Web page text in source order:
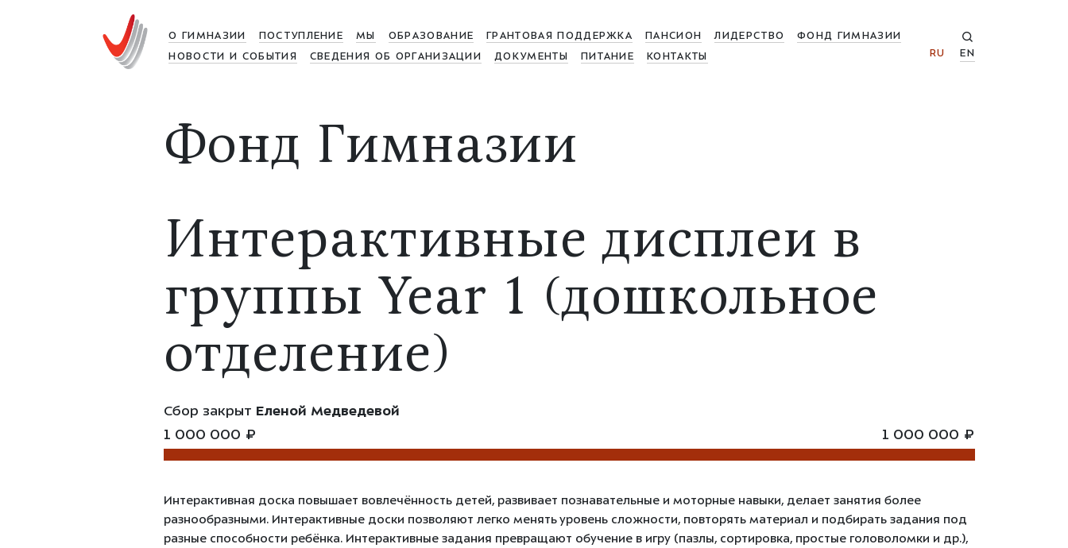
О ГИМНАЗИИ ПОСТУПЛЕНИЕ МЫ ОБРАЗОВАНИЕ ГРАНТОВАЯ ПОДДЕРЖКА ПАНСИОН ЛИДЕРСТВО
ФОНД ГИМНАЗИИ
НОВОСТИ И СОБЫТИЯ
СВЕДЕНИЯ ОБ ОРГАНИЗАЦИИ ДОКУМЕНТЫ ПИТАНИЕ КОНТАКТЫ RU EN
Фонд Гимназии
Интерактивные дисплеи в
группы Year 1 (дошкольное
отделение)
Сбор закрыт Еленой Медведевой
1 000 000 ₽ 1 000 000 ₽
Интерактивная доска повышает вовлечённость детей, развивает познавательные и моторные навыки, делает занятия более
разнообразными. Интерактивные доски позволяют легко менять уровень сложности, повторять материал и подбирать задания под
разные способности ребёнка. Интерактивные задания превращают обучение в игру (пазлы, сортировка, простые головоломки и др.),